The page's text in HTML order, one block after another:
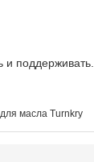
и поддерживать.
масла Turnkry